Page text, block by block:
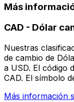
Más
CAD - Dólar
Nuestras
de cambio de
a USD. El código
CAD. El símbolo
Más información